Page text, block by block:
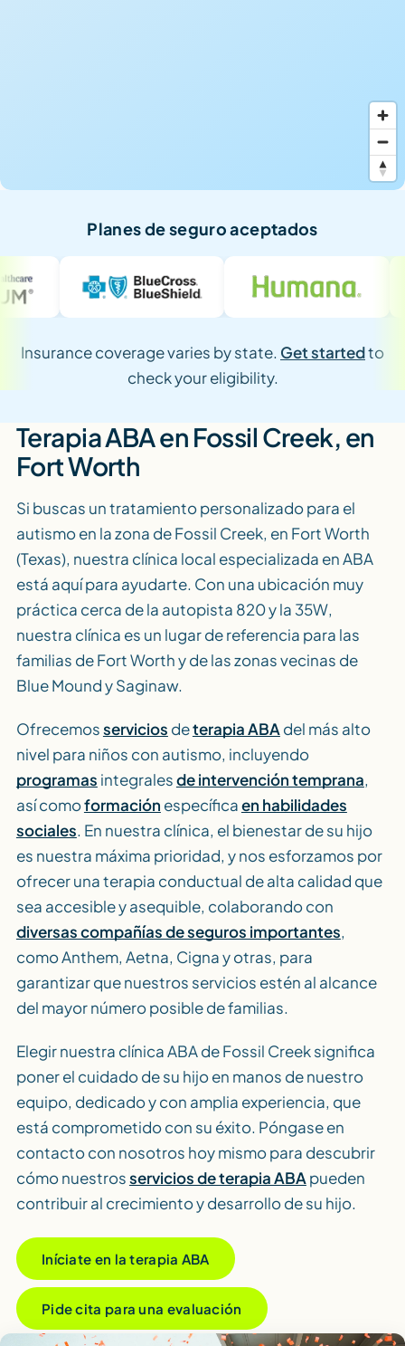
Planes de seguro aceptados
Insurance coverage varies by state. Get startedto
check your eligibility.
Terapia ABA en Fossil Creek, en
Fort Worth
Si buscas un tratamiento personalizado para el
autismo en la zona de Fossil Creek, en Fort Worth
(Texas), nuestra clínica local especializada en ABA
está aquí para ayudarte. Con una ubicación muy
práctica cerca de la autopista 820 y la 35W,
nuestra clínica es un lugar de referencia para las
familias de Fort Worth y de las zonas vecinas de
Blue Mound y Saginaw.
Ofrecemosservicios deterapia ABA del más alto
nivel para niños con autismo, incluyendo
programas integralesde intervención temprana,
así comoformación específicaen habilidades
sociales. En nuestra clínica, el bienestar de su hijo
es nuestra máxima prioridad, y nos esforzamos por
ofrecer una terapia conductual de alta calidad que
sea accesible y asequible, colaborando con
diversas compañías de seguros importantes,
como Anthem, Aetna, Cigna y otras, para
garantizar que nuestros servicios estén al alcance
del mayor número posible de familias.
Elegir nuestra clínica ABA de Fossil Creek significa
poner el cuidado de su hijo en manos de nuestro
equipo, dedicado y con amplia experiencia, que
está comprometido con su éxito. Póngase en
contacto con nosotros hoy mismo para descubrir
cómo nuestrosservicios de terapia ABA pueden
contribuir al crecimiento y desarrollo de su hijo.
Iníciate en la terapia ABA
Pide cita para una evaluación